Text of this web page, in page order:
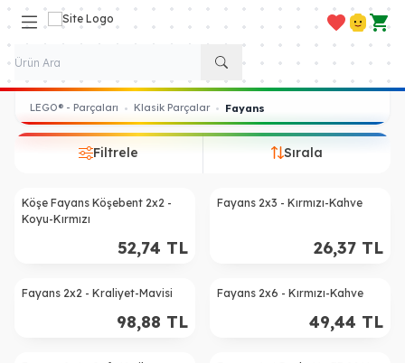
Favorilerim
Hesabım
LEGO® - Parçaları • Klasik Parçalar • Fayans
Filtrele Sırala
Köşe Fayans Köşebent 2x2 -
Koyu-Kırmızı
52,74 TL
Fayans 2x3 - Kırmızı-Kahve
26,37 TL
Fayans 2x2 - Kraliyet-Mavisi
98,88 TL
Fayans 2x6 - Kırmızı-Kahve
49,44 TL